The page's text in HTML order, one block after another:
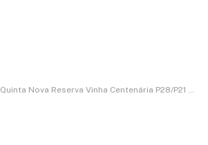
Quinta Nova Reserva Vinha Centenária P28/P21 2021 conquista 96 pontos e Medalha de Ouro nos Decanter World Wine Awards